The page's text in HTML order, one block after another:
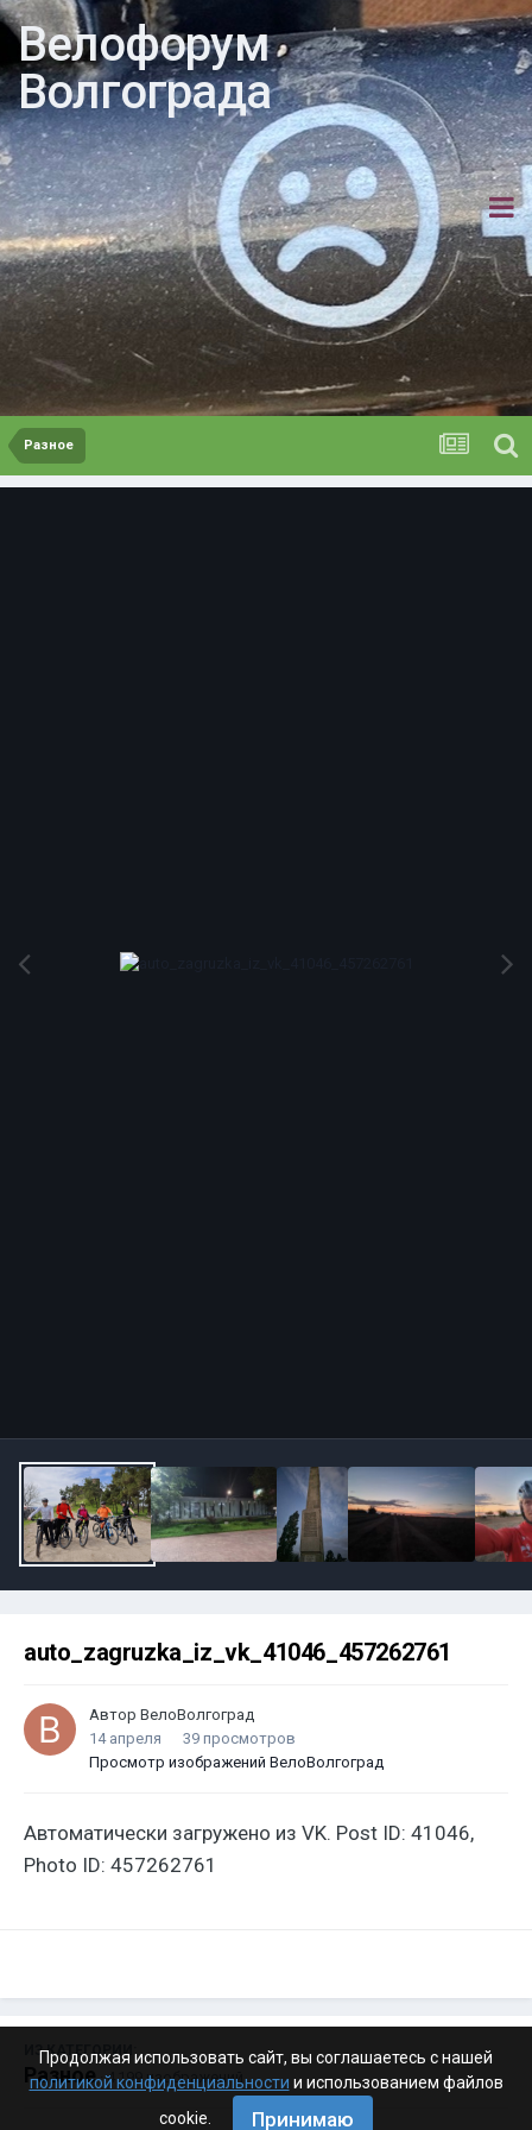
Велофорум
Волгограда
Разное
auto_zagruzka_iz_vk_41046_457262761
Автор ВелоВолгоград
14 апреля
39 просмотров
Просмотр изображений ВелоВолгоград
Автоматически загружено из VK. Post ID: 41046,
Photo ID: 457262761
ИЗ КАТЕГОРИИ:
Разное · 4 199 изображений
Продолжая использовать сайт, вы соглашаетесь с нашей
политикой конфиденциальности и использованием файлов
cookie.
Принимаю